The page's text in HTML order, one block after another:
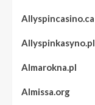
Allyspincasino.ca
Allyspinkasyno.pl
Almarokna.pl
Almissa.org